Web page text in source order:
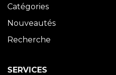
Catégories
Nouveautés
Recherche
SERVICES